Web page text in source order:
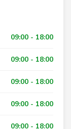
09:00 - 18:00
09:00 - 18:00
09:00 - 18:00
09:00 - 18:00
09:00 - 18:00